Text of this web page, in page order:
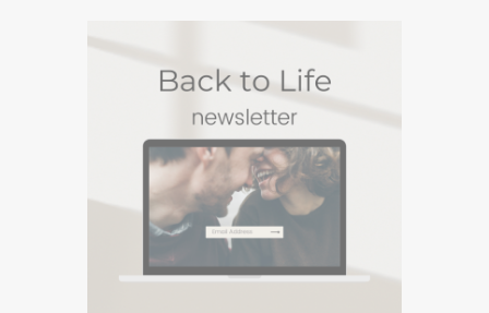
MEDITATII
Descopera podcasturile despre spiritualitate si
meditatiile din canalul Spotify BACK TO LIFE.
NEWSLETTERUL
BACK TO LIFE
Un Newsletter in care sharuiesc
experiente si viziuni personale din
care te poti inspira. Te poti
dezabona oricand :)